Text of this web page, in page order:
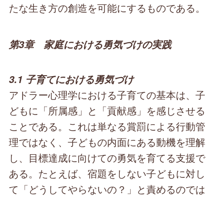
たな生き方の創造を可能にするものである。
第3章 家庭における勇気づけの実践
3.1 子育てにおける勇気づけ
アドラー心理学における子育ての基本は、子
どもに「所属感」と「貢献感」を感じさせる
ことである。これは単なる賞罰による行動管
理ではなく、子どもの内面にある動機を理解
し、目標達成に向けての勇気を育てる支援で
ある。たとえば、宿題をしない子どもに対し
て「どうしてやらないの？」と責めるのでは